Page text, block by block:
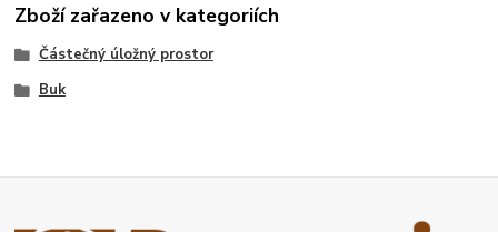
Zboží zařazeno v kategoriích
Částečný úložný prostor
Buk